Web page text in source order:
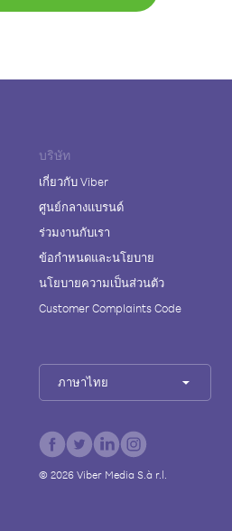
บริษัท
เกี่ยวกับ Viber
ศูนย์กลางแบรนด์
ร่วมงานกับเรา
ข้อกำหนดและนโยบาย
นโยบายความเป็นส่วนตัว
Customer Complaints Code
ภาษาไทย
© 2026Viber Media S.à r.l.